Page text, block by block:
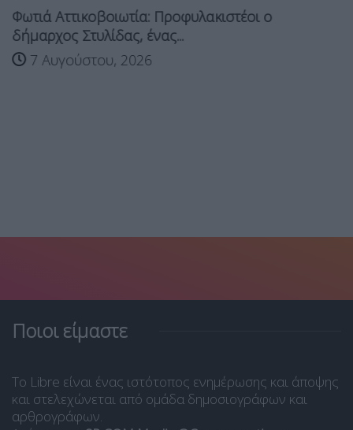
Φωτιά Αττικοβοιωτία: Προφυλακιστέοι ο
δήμαρχος Στυλίδας, ένας...
7 Αυγούστου, 2026
Ποιοι είμαστε
Το Libre είναι ένας ιστότοπος ενημέρωσης και άποψης
και στελεχώνεται από ομάδα δημοσιογράφων και
αρθρογράφων.